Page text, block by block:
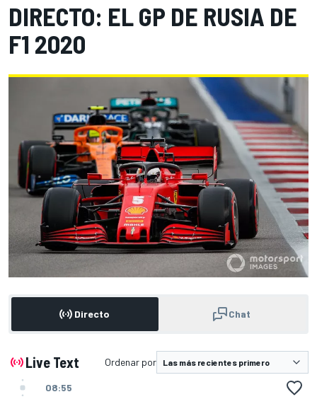
DIRECTO: EL GP DE RUSIA DE
F1 2020
Directo Chat
Live Text Ordenar por
08:55